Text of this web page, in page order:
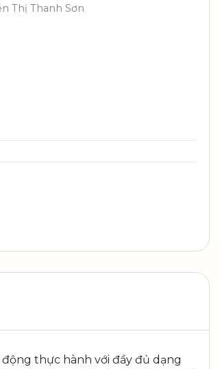
Thị Thanh Sơn
thực hành với đầy đủ dạng